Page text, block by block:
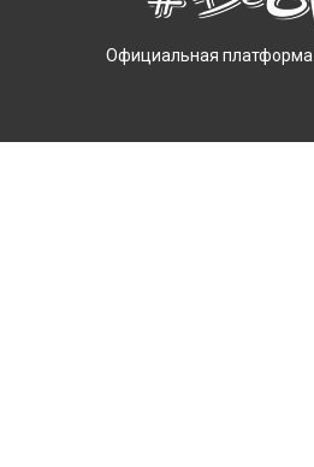
Официальная